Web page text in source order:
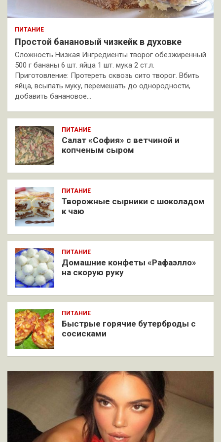
ПИТАНИЕ
Простой банановый чизкейк в духовке
Сложность Низкая Ингредиенты творог обезжиренный
500 г бананы 6 шт. яйца 1 шт. мука 2 ст.л.
Приготовление: Протереть сквозь сито творог. Вбить
яйца, всыпать муку, перемешать до однородности,
добавить банановое…
ПИТАНИЕ
Салат «София» с ветчиной и
копченым сыром
ПИТАНИЕ
Творожные сырники с шоколадом
к чаю
ПИТАНИЕ
Домашние конфеты «Рафаэлло»
на скорую руку
ПИТАНИЕ
Быстрые горячие бутерброды с
сосисками